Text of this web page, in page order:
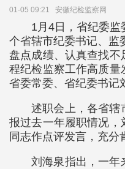
01-05 09:21 安徽纪检监察网
1月4日，省纪委
个省辖市纪委书记、监
盘点成绩、认真查找
程纪检监察工作高质量
省委常委、省纪委书记
述职会上，各省辖
报过去一年履职情况
同志作点评发言，充分
刘海泉指出，一年